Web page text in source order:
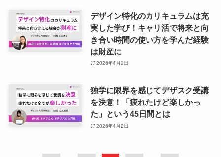
デザイン特化のカリキュラムは充
実した学び！キャリ活で将来と向
き合い時間の使い方を学んだ経験
は財産に
2026年4月2日
独学に限界を感じてデザスク受講
を決意！「疲れたけど楽しかっ
た」という45日間とは
2026年4月2日